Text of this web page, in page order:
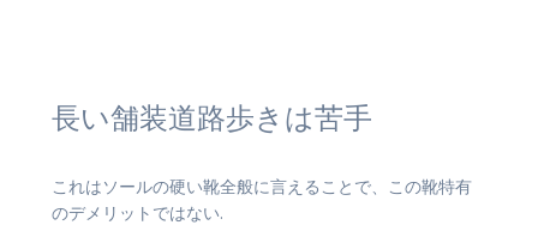
長い舗装道路歩きは苦手
これはソールの硬い靴全般に言えることで、この靴特有
のデメリットではない.